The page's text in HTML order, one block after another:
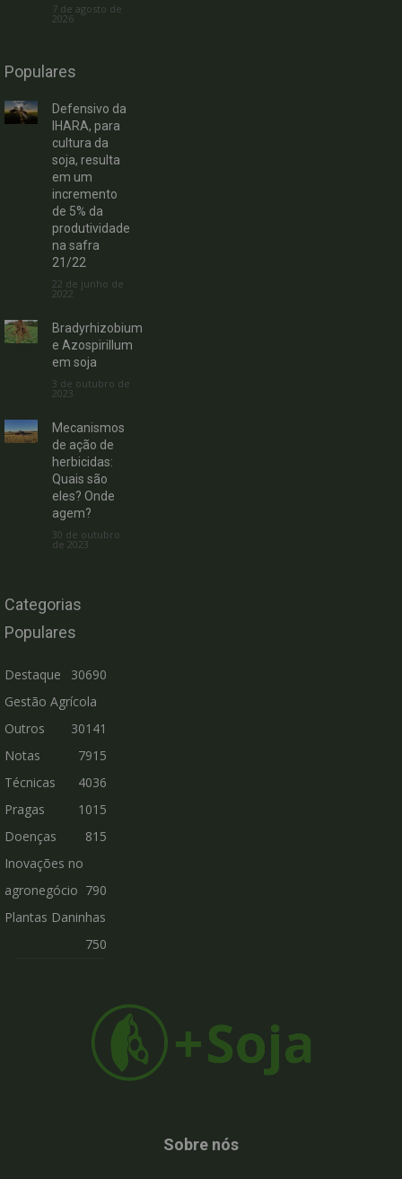
7 de agosto de
2026
Populares
Defensivo da
IHARA, para
cultura da
soja, resulta
em um
incremento
de 5% da
produtividade
na safra
21/22
22 de junho de
2022
Bradyrhizobium
e Azospirillum
em soja
3 de outubro de
2023
Mecanismos
de ação de
herbicidas:
Quais são
eles? Onde
agem?
30 de outubro
de 2023
Categorias
Populares
Destaque
30690
Gestão Agrícola
30141
Outros
7915
Notas
Técnicas
4036
Pragas
1015
Doenças
815
Inovações no
agronegócio 790
Plantas Daninhas
750
Sobre nós